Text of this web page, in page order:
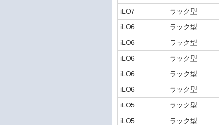
iLO7
ラック型
iLO6
ラック型
iLO6
ラック型
iLO6
ラック型
iLO6
ラック型
iLO6
ラック型
iLO5
ラック型
iLO5
ラック型